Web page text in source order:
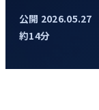
公開
約14分